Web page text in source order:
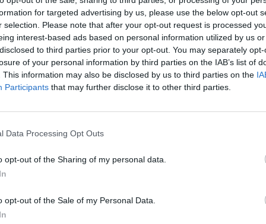
for targeted advertising by us, please use the below opt-out
selection. Please note that after your opt-out request is processed
interest-based ads based on personal information utilized by us
to third parties prior to your opt-out. You may separately
of your personal information by third parties on the IAB’s list of
This information may also be disclosed by us to third parties on the
Participants that may further disclose it to other third parties.
Data Processing Opt Outs
opt-out of the Sharing of my personal data.
opt-out of the Sale of my Personal Data.
Τμήματος Οιχαλίας Νίκο
Διοικητή της Τροχαίας Καλαμάτας
2025 στο γραφείο του στο Μελιγαλά, η
.
τον ευχαρίστησε για τη συνεργασία που
τη συμβολή του στην εύρυθμη
της περιοχής και του απένειμε τιμητική
και το έργο του.
στα νέα του καθήκοντα και κάθε